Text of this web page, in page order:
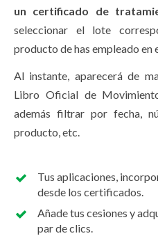
un certificado de
seleccionar el lote
producto de has empleado en
Al instante, aparecerá de
Libro Oficial de
además filtrar por fecha,
producto, etc.
Tus aplicaciones,
desde los certificados.
Añade tus cesiones y
par de clics.